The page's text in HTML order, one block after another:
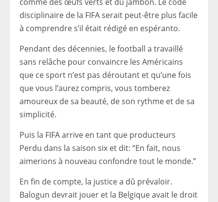
disciplinaire de la FIFA serait peut-être plus facile
à comprendre s’il était rédigé en espéranto.
Pendant des décennies, le football a travaillé
sans relâche pour convaincre les Américains
que ce sport n’est pas déroutant et qu’une fois
que vous l’aurez compris, vous tomberez
amoureux de sa beauté, de son rythme et de sa
simplicité.
Puis la FIFA arrive en tant que producteurs
Perdu dans la saison six et dit: “En fait, nous
aimerions à nouveau confondre tout le monde.”
En fin de compte, la justice a dû prévaloir.
Balogun devrait jouer et la Belgique avait le droit